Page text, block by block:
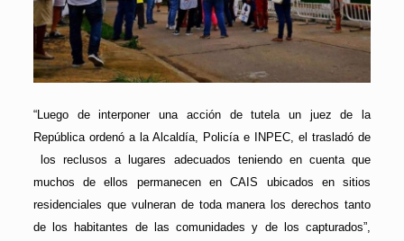
“Luego de interponer una acción de tutela un juez de la
República ordenó a la Alcaldía, Policía e INPEC, el trasladó de
los reclusos a lugares adecuados teniendo en cuenta que
muchos de ellos permanecen en CAIS ubicados en sitios
residenciales que vulneran de toda manera los derechos tanto
de los habitantes de las comunidades y de los capturados”,